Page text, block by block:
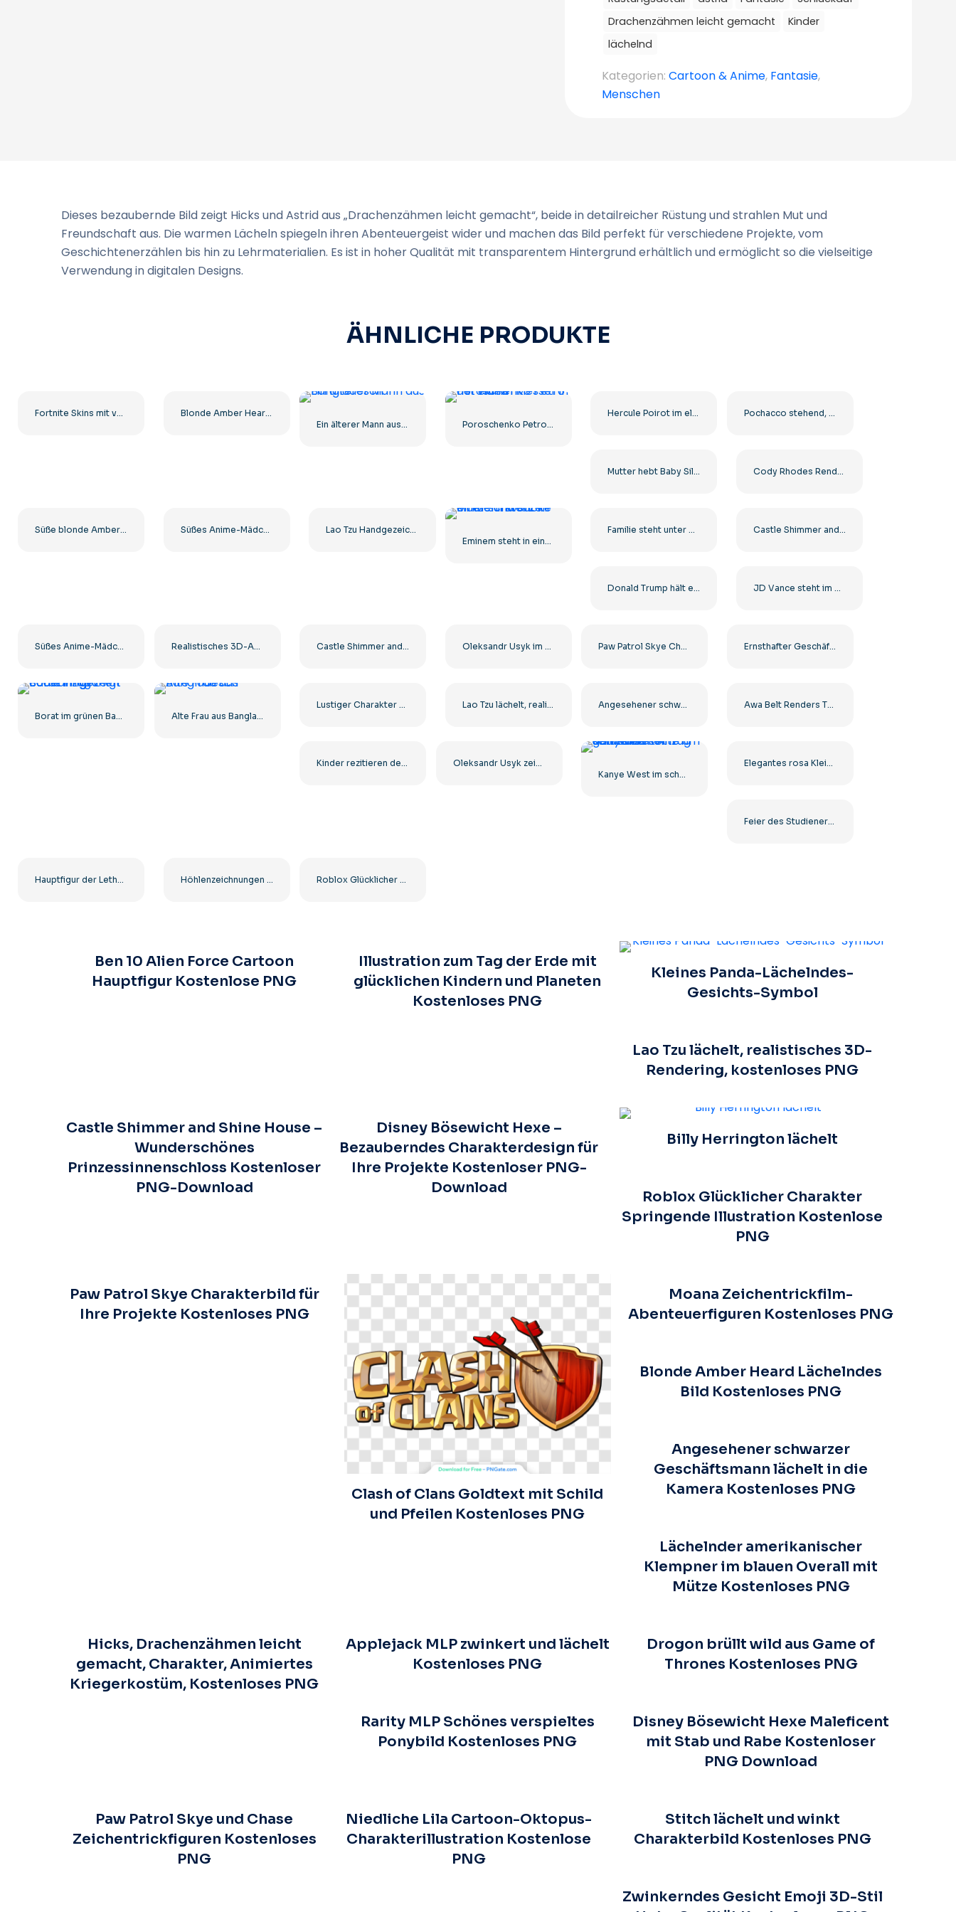
Drachenzähmen leicht gemacht
Kinder
lächelnd
Kategorien: Cartoon & Anime, Fantasie,
Menschen
Dieses bezaubernde Bild zeigt Hicks und Astrid aus „Drachenzähmen leicht gemacht“, beide in detailreicher Rüstung und strahlen Mut und
Freundschaft aus. Die warmen Lächeln spiegeln ihren Abenteuergeist wider und machen das Bild perfekt für verschiedene Projekte, vom
Geschichtenerzählen bis hin zu Lehrmaterialien. Es ist in hoher Qualität mit transparentem Hintergrund erhältlich und ermöglicht so die vielseitige
Verwendung in digitalen Designs.
ÄHNLICHE PRODUKTE
Fortnite Skins mit verschiedenen Spielcharakteren – Kostenloser PNG-Download
Blonde Amber Heard Lächelndes Bild Kostenloses PNG
Ein älterer Mann aus Bangladesch
Poroschenko Petro mit einem Messer in der Hand
Hercule Poirot im eleganten Anzug Kostenlose PNG Pochacco stehend, Rückansicht mit Schwanz – Kostenloser PNG-Download
Mutter hebt Baby Silhouette Kostenlose PNG Cody Rhodes Render in zwei Posen – Kostenloser PNG-Download für Fans
Süße blonde Amber Heard PNG Kostenlose PNG Süßes Anime-Mädchen mit schönen großen Augen in einem rosa Kleid Kostenloses PNG
Lao Tzu Handgezeichnete Illustration Kostenlose PNG
Eminem steht in einer schwarzen Mütze und Jacke
Familie steht unter Regenschirmversicherungsillustration Kostenloses PNG Castle Shimmer and Shine House PNG – Kostenloses PNG-Bild für Kinder herunterladen
Donald Trump hält eine Rede Kostenloses PNG JD Vance steht im Anzug Bild Kostenloses PNG
Süßes Anime-Mädchen im weißen und roten japanischen Kleid Kostenloses PNG Realistisches 3D-Anime-Mädchen lächelt Kostenloses PNG Castle Shimmer and Shine House – Wunderschönes Prinzessinnenschloss Kostenloser PNG-Download Oleksandr Usyk im Kapuzenpullover mit gelben Boxhandschuhen Kostenloses PNG Paw Patrol Skye Charakterbild für Ihre Projekte Kostenloses PNG Ernsthafter Geschäftsmann im Anzug blickt in die Ferne Kostenloses PNG
Borat im grünen Badeanzug zeigt Coolness Alte Frau aus Bangladesch
Lustiger Charakter des Hundemanns in zwei Posen Kostenloses PNG Lao Tzu lächelt, realistisches 3D-Rendering, kostenloses PNG Angesehener schwarzer Geschäftsmann lächelt in die Kamera Kostenloses PNG Awa Belt Renders Tag Team PNG – Kostenloser PNG-Download für Ihre Projekte
Kinder rezitieren den Koran Bunte Illustration Kostenloses PNG
Oleksandr Usyk zeigt Bizeps vor dem Kampf Kostenloses PNG
Kanye West im schwarzen Anzug und mit einer goldenen Kette um den Hals
Elegantes rosa Kleidmodell für Kinder Kostenloses PNG
Feier des Studienerfolgs bei der Abschlussfeier Kostenloses PNG
Hauptfigur der Lethal Company zeigt mit dem Finger Kostenloses PNG Höhlenzeichnungen von Menschen und Tieren Kostenlose PNG Roblox Glücklicher Charakter Springende Illustration Kostenlose PNG
Ben 10 Alien Force Cartoon
Hauptfigur Kostenlose PNG
Illustration zum Tag der Erde mit
glücklichen Kindern und Planeten
Kostenloses PNG
Kleines Panda-Lächelndes-
Gesichts-Symbol
Lao Tzu lächelt, realistisches 3D-
Rendering, kostenloses PNG
Castle Shimmer and Shine House –
Wunderschönes
Prinzessinnenschloss Kostenloser
PNG-Download
Disney Bösewicht Hexe –
Bezauberndes Charakterdesign für
Ihre Projekte Kostenloser PNG-
Download
Billy Herrington lächelt
Roblox Glücklicher Charakter
Springende Illustration Kostenlose
PNG
Paw Patrol Skye Charakterbild für
Ihre Projekte Kostenloses PNG
Clash of Clans Goldtext mit Schild
und Pfeilen Kostenloses PNG
Moana Zeichentrickfilm-
Abenteuerfiguren Kostenloses PNG
Blonde Amber Heard Lächelndes
Bild Kostenloses PNG
Angesehener schwarzer
Geschäftsmann lächelt in die
Kamera Kostenloses PNG
Lächelnder amerikanischer
Klempner im blauen Overall mit
Mütze Kostenloses PNG
Hicks, Drachenzähmen leicht
gemacht, Charakter, Animiertes
Kriegerkostüm, Kostenloses PNG
Applejack MLP zwinkert und lächelt
Kostenloses PNG
Drogon brüllt wild aus Game of
Thrones Kostenloses PNG
Rarity MLP Schönes verspieltes
Ponybild Kostenloses PNG
Disney Bösewicht Hexe Maleficent
mit Stab und Rabe Kostenloser
PNG Download
Paw Patrol Skye und Chase
Zeichentrickfiguren Kostenloses
PNG
Niedliche Lila Cartoon-Oktopus-
Charakterillustration Kostenlose
PNG
Stitch lächelt und winkt
Charakterbild Kostenloses PNG
Zwinkerndes Gesicht Emoji 3D-Stil